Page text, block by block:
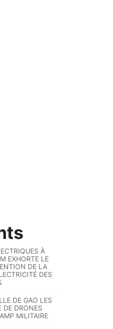
À
EXHORTE LE
DE LA
DES
DE GAO LES
DE DRONES
MILITAIRE